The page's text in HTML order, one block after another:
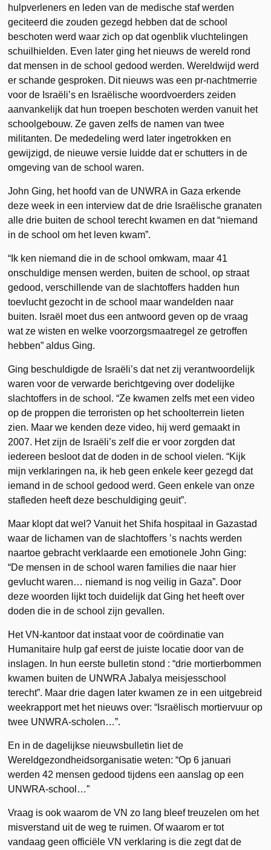
hulpverleners en leden van de medische staf werden
geciteerd die zouden gezegd hebben dat de school
beschoten werd waar zich op dat ogenblik vluchtelingen
schuilhielden. Even later ging het nieuws de wereld rond
dat mensen in de school gedood werden. Wereldwijd werd
er schande gesproken. Dit nieuws was een pr-nachtmerrie
voor de Israëli’s en Israëlische woordvoerders zeiden
aanvankelijk dat hun troepen beschoten werden vanuit het
schoolgebouw. Ze gaven zelfs de namen van twee
militanten. De mededeling werd later ingetrokken en
gewijzigd, de nieuwe versie luidde dat er schutters in de
omgeving van de school waren.
John Ging, het hoofd van de UNWRA in Gaza erkende
deze week in een interview dat de drie Israëlische granaten
alle drie buiten de school terecht kwamen en dat “niemand
in de school om het leven kwam”.
“Ik ken niemand die in de school omkwam, maar 41
onschuldige mensen werden, buiten de school, op straat
gedood, verschillende van de slachtoffers hadden hun
toevlucht gezocht in de school maar wandelden naar
buiten. Israël moet dus een antwoord geven op de vraag
wat ze wisten en welke voorzorgsmaatregel ze getroffen
hebben” aldus Ging.
Ging beschuldigde de Israëli’s dat net zij verantwoordelijk
waren voor de verwarde berichtgeving over dodelijke
slachtoffers in de school. “Ze kwamen zelfs met een video
op de proppen die terroristen op het schoolterrein lieten
zien. Maar we kenden deze video, hij werd gemaakt in
2007. Het zijn de Israëli’s zelf die er voor zorgden dat
iedereen besloot dat de doden in de school vielen. “Kijk
mijn verklaringen na, ik heb geen enkele keer gezegd dat
iemand in de school gedood werd. Geen enkele van onze
stafleden heeft deze beschuldiging geuit”.
Maar klopt dat wel? Vanuit het Shifa hospitaal in Gazastad
waar de lichamen van de slachtoffers ’s nachts werden
naartoe gebracht verklaarde een emotionele John Ging:
“De mensen in de school waren families die naar hier
gevlucht waren… niemand is nog veilig in Gaza”. Door
deze woorden lijkt toch duidelijk dat Ging het heeft over
doden die in de school zijn gevallen.
Het VN-kantoor dat instaat voor de coördinatie van
Humanitaire hulp gaf eerst de juiste locatie door van de
inslagen. In hun eerste bulletin stond : “drie mortierbommen
kwamen buiten de UNWRA Jabalya meisjesschool
terecht”. Maar drie dagen later kwamen ze in een uitgebreid
weekrapport met het nieuws over: “Israëlisch mortiervuur op
twee UNWRA-scholen…”.
En in de dagelijkse nieuwsbulletin liet de
Wereldgezondheidsorganisatie weten: “Op 6 januari
werden 42 mensen gedood tijdens een aanslag op een
UNWRA-school…”
Vraag is ook waarom de VN zo lang bleef treuzelen om het
misverstand uit de weg te ruimen. Of waarom er tot
vandaag geen officiële VN verklaring is die zegt dat de